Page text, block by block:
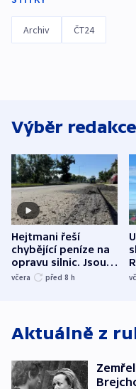
Archiv ČT24
Výběr redakce
Hejtmani řeší
chybějící peníze na
opravu silnic. Jsou
nenárokové, namítá
včera před 8 h
Aktuálně z